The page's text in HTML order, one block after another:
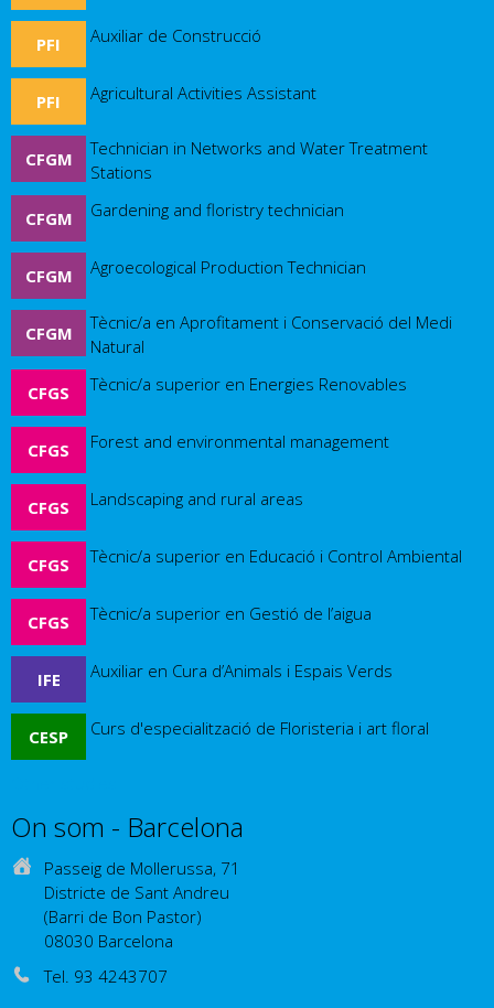
PFI Auxiliar de Construcció
PFI Agricultural Activities Assistant
CFGM
Technician in Networks and Water Treatment
Stations
CFGM Gardening and floristry technician
CFGM Agroecological Production Technician
CFGM
Tècnic/a en Aprofitament i Conservació del Medi
Natural
CFGS Tècnic/a superior en Energies Renovables
CFGS Forest and environmental management
CFGS Landscaping and rural areas
CFGS Tècnic/a superior en Educació i Control Ambiental
CFGS Tècnic/a superior en Gestió de l’aigua
IFE Auxiliar en Cura d’Animals i Espais Verds
CESP Curs d'especialització de Floristeria i art floral
On som - Barcelona
Passeig de Mollerussa, 71
Districte de Sant Andreu
(Barri de Bon Pastor)
08030 Barcelona
Tel. 93 4243707